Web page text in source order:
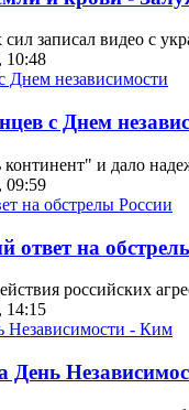
записал видео с
10:48
с Днем
и дало
09:59
на
российских
14:15
День